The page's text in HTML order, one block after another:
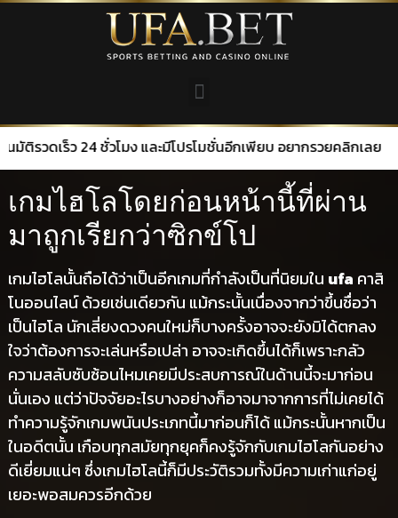
24 ชั่วโมง และมีโปรโมชั่นอีกเพียบ อยากรวยคลิกเลย
เกมไฮโลโดยก่อนหน้านี้ที่ผ่าน
มาถูกเรียกว่าซิกข์โป
เกมไฮโลนั้นถือได้ว่าเป็นอีกเกมที่กำลังเป็นที่นิยมใน ufa คาสิ
โนออนไลน์ ด้วยเช่นเดียวกัน แม้กระนั้นเนื่องจากว่าขึ้นชื่อว่า
เป็นไฮโล นักเสี่ยงดวงคนใหม่ก็บางครั้งอาจจะยังมิได้ตกลง
ใจว่าต้องการจะเล่นหรือเปล่า อาจจะเกิดขึ้นได้ก็เพราะกลัว
ความสลับซับซ้อนไหมเคยมีประสบการณ์ในด้านนี้จะมาก่อน
นั่นเอง แต่ว่าปัจจัยอะไรบางอย่างก็อาจมาจากการที่ไม่เคยได้
ทำความรู้จักเกมพนันประเภทนี้มาก่อนก็ได้ แม้กระนั้นหากเป็น
ในอดีตนั้น เกือบทุกสมัยทุกยุคก็คงรู้จักกับเกมไฮโลกันอย่าง
ดีเยี่ยมแน่ๆ ซึ่งเกมไฮโลนี้ก็มีประวัติรวมทั้งมีความเก่าแก่อยู่
เยอะพอสมควรอีกด้วย